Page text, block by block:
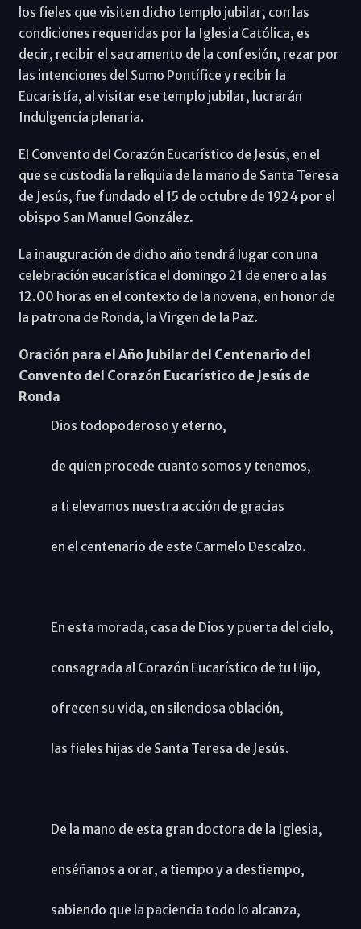
los fieles que visiten dicho templo jubilar, con las
condiciones requeridas por la Iglesia Católica, es
decir, recibir el sacramento de la confesión, rezar por
las intenciones del Sumo Pontífice y recibir la
Eucaristía, al visitar ese templo jubilar, lucrarán
Indulgencia plenaria.
El Convento del Corazón Eucarístico de Jesús, en el
que se custodia la reliquia de la mano de Santa Teresa
de Jesús, fue fundado el 15 de octubre de 1924 por el
obispo San Manuel González.
La inauguración de dicho año tendrá lugar con una
celebración eucarística el domingo 21 de enero a las
12.00 horas en el contexto de la novena, en honor de
la patrona de Ronda, la Virgen de la Paz.
Oración para el Año Jubilar del Centenario del
Convento del Corazón Eucarístico de Jesús de
Ronda
Dios todopoderoso y eterno,
de quien procede cuanto somos y tenemos,
a ti elevamos nuestra acción de gracias
en el centenario de este Carmelo Descalzo.
En esta morada, casa de Dios y puerta del cielo,
consagrada al Corazón Eucarístico de tu Hijo,
ofrecen su vida, en silenciosa oblación,
las fieles hijas de Santa Teresa de Jesús.
De la mano de esta gran doctora de la Iglesia,
enséñanos a orar, a tiempo y a destiempo,
sabiendo que la paciencia todo lo alcanza,